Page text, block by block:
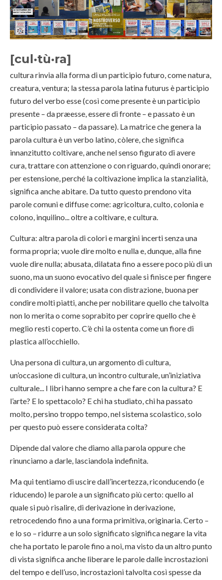
[cul·tù·ra]
cultura rinvia alla forma di un participio futuro, come natura,
creatura, ventura; la stessa parola latina futurus è participio
futuro del verbo esse (così come presente è un participio
presente – da præesse, essere di fronte – e passato è un
participio passato – da passare). La matrice che genera la
parola cultura è un verbo latino, còlere, che significa
innanzitutto coltivare, anche nel senso figurato di avere
cura, trattare con attenzione o con riguardo, quindi onorare;
per estensione, perché la coltivazione implica la stanzialità,
significa anche abitare. Da tutto questo prendono vita
parole comuni e diffuse come: agricoltura, culto, colonia e
colono, inquilino... oltre a coltivare, e cultura.
Cultura: altra parola di colori e margini incerti senza una
forma propria; vuole dire molto e nulla e, dunque, alla fine
vuole dire nulla; abusata, dilatata fino a essere poco più di un
suono, ma un suono evocativo del quale si finisce per fingere
di condividere il valore; usata con distrazione, buona per
condire molti piatti, anche per nobilitare quello che talvolta
non lo merita o come soprabito per coprire quello che è
meglio resti coperto. C’è chi la ostenta come un fiore di
plastica all’occhiello.
Una persona di cultura, un argomento di cultura,
un’occasione di cultura, un incontro culturale, un’iniziativa
culturale... I libri hanno sempre a che fare con la cultura? E
l’arte? E lo spettacolo? E chi ha studiato, chi ha passato
molto, persino troppo tempo, nel sistema scolastico, solo
per questo può essere considerata colta?
Dipende dal valore che diamo alla parola oppure che
rinunciamo a darle, lasciandola indefinita.
Ma qui tentiamo di uscire dall’incertezza, riconducendo (e
riducendo) le parole a un significato più certo: quello al
quale si può risalire, di derivazione in derivazione,
retrocedendo fino a una forma primitiva, originaria. Certo –
e lo so – ridurre a un solo significato significa negare la vita
che ha portato le parole fino a noi, ma visto da un altro punto
di vista significa anche liberare le parole dalle incrostazioni
del tempo e dell’uso, incrostazioni talvolta così spesse da